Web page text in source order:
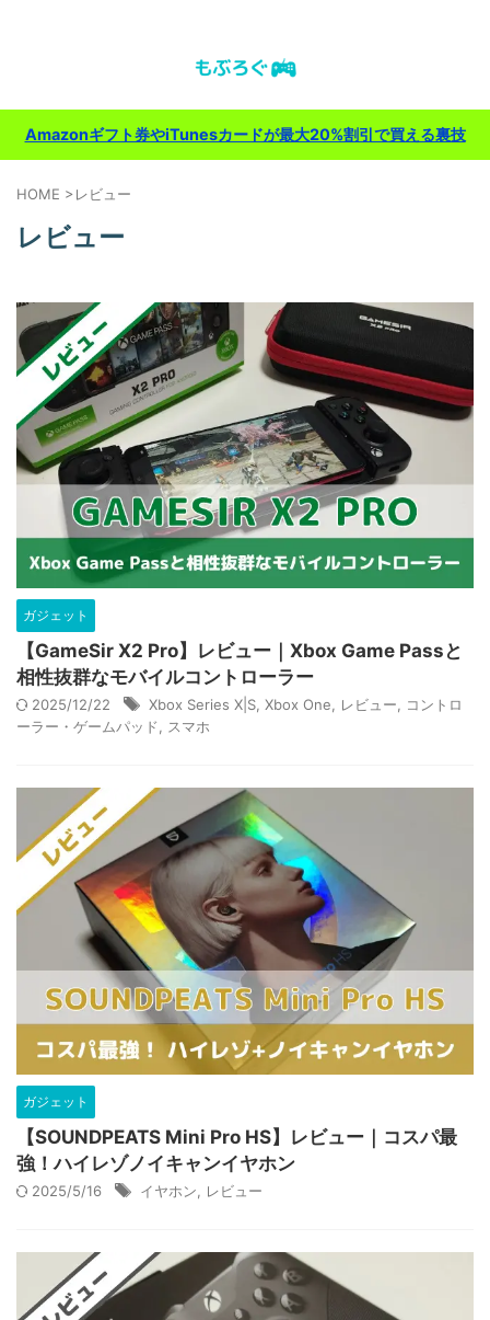
Amazonギフト券やiTunesカードが最大20%割引で買える裏技
HOME >レビュー
レビュー
ガジェット
【GameSir X2 Pro】レビュー｜Xbox Game Passと
相性抜群なモバイルコントローラー
2025/12/22 Xbox Series X|S, Xbox One, レビュー, コントロ
ーラー・ゲームパッド, スマホ
ガジェット
【SOUNDPEATS Mini Pro HS】レビュー｜コスパ最
強！ハイレゾノイキャンイヤホン
2025/5/16 イヤホン レビュー